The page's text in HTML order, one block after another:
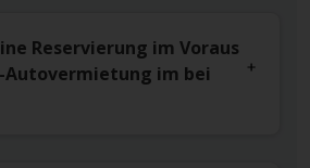
Reservierung im Voraus
im bei